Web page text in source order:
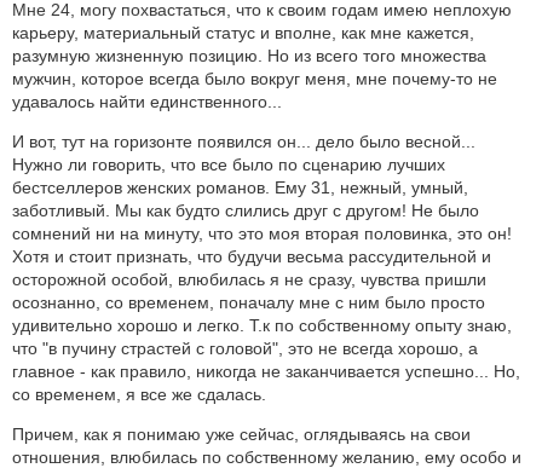
Мне 24, могу похвастаться, что к своим годам имею неплохую
карьеру, материальный статус и вполне, как мне кажется,
разумную жизненную позицию. Но из всего того множества
мужчин, которое всегда было вокруг меня, мне почему-то не
удавалось найти единственного...
И вот, тут на горизонте появился он... дело было весной...
Нужно ли говорить, что все было по сценарию лучших
бестселлеров женских романов. Ему 31, нежный, умный,
заботливый. Мы как будто слились друг с другом! Не было
сомнений ни на минуту, что это моя вторая половинка, это он!
Хотя и стоит признать, что будучи весьма рассудительной и
осторожной особой, влюбилась я не сразу, чувства пришли
осознанно, со временем, поначалу мне с ним было просто
удивительно хорошо и легко. Т.к по собственному опыту знаю,
что "в пучину страстей с головой", это не всегда хорошо, а
главное - как правило, никогда не заканчивается успешно... Но,
со временем, я все же сдалась.
Причем, как я понимаю уже сейчас, оглядываясь на свои
отношения, влюбилась по собственному желанию, ему особо и